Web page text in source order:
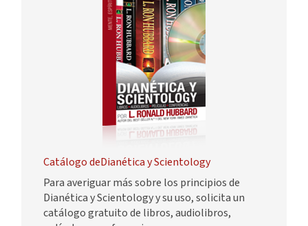
Catálogo deDianética y Scientology
Para averiguar más sobre los principios de
Dianética y Scientology y su uso, solicita un
catálogo gratuito de libros, audiolibros,